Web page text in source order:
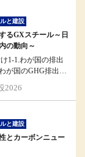
と建設
るGXスチール～日
の動向～
1-1.わが国の排出
が国のGHG排出削
2026
と建設
とカーボンニュー